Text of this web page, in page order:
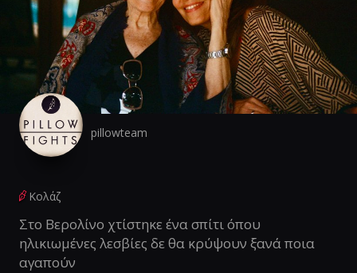
pillowteam
Κολάζ
Στο Βερολίνο χτίστηκε ένα σπίτι όπου
ηλικιωμένες λεσβίες δε θα κρύψουν ξανά ποια
αγαπούν